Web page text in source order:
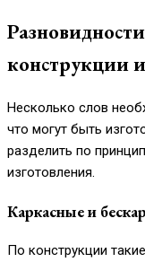
конструкции
Несколько слов
что могут быть
разделить по
изготовления.
Каркасные и
По конструкции